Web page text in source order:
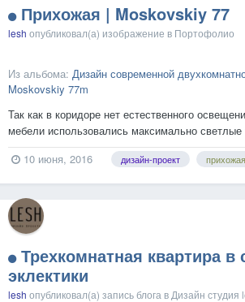
Прихожая | Moskovskiy 77
lesh опубликовал(а) изображение в Портофолио
Из альбома: Дизайн современной
Moskovskiy 77m
Так как в коридоре нет естественного
мебели использовались максимально
от входной двери прячутся счетчики. Большое
раме с консолью является ярким акцентом в
10 июня, 2016 дизайн-проект прихожая
Трехкомнатная квартира в
эклектики
lesh опубликовал(а) запись блога в Дизайн студия